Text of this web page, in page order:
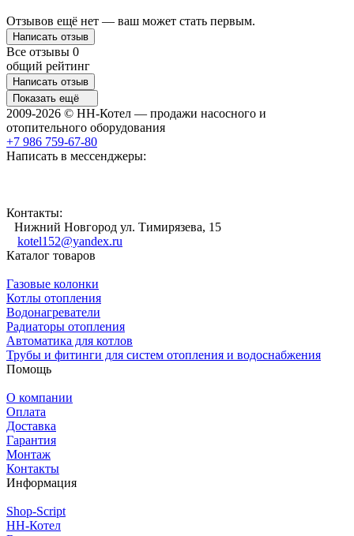
Отзывов ещё нет — ваш может стать первым.
Написать отзыв
Все отзывы 0
общий рейтинг
Написать отзыв
Показать ещё
2009-2026 © НН-Котел — продажи насосного и
отопительного оборудования
+7 986 759-67-80
Написать в мессенджеры:
Контакты:
Нижний Новгород ул. Тимирязева, 15
kotel152@yandex.ru
Каталог товаров
Газовые колонки
Котлы отопления
Водонагреватели
Радиаторы отопления
Автоматика для котлов
Трубы и фитинги для систем отопления и водоснабжения
Помощь
О компании
Оплата
Доставка
Гарантия
Монтаж
Контакты
Информация
Shop-Script
НН-Котел